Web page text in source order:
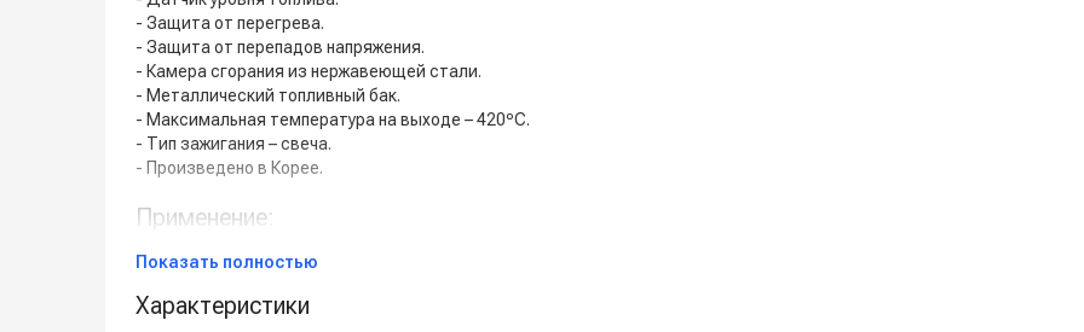
- Защита от перегрева.
- Защита от перепадов напряжения.
- Камера сгорания из нержавеющей стали.
- Металлический топливный бак.
- Максимальная температура на выходе – 420ºC.
- Тип зажигания – свеча.
- Произведено в Корее.
Применение:
Обогрев хорошо вентилируемых нежилых помещений: производственных цехов, складов, строительных объектов.
Показать полностью
Характеристики